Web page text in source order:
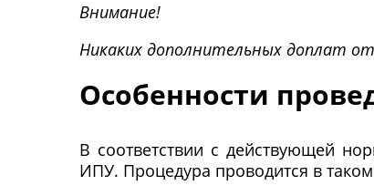
Внимание!
Никаких дополнительных доплат
Особенности
В соответствии с действующей
ИПУ. Процедура проводится в